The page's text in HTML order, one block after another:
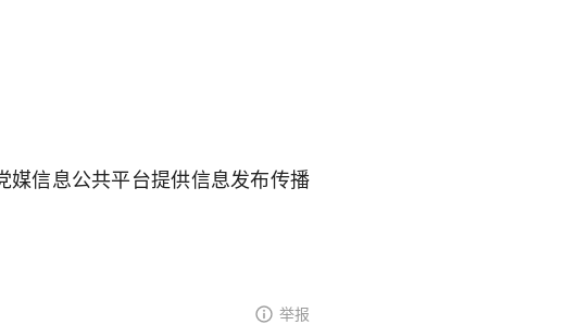
信息公共平台提供信息发布传播
举报